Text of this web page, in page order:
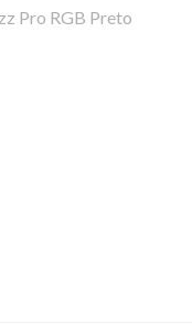
Pro RGB Preto